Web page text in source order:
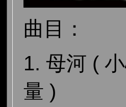
曲目：
1. 母河 (
量 )